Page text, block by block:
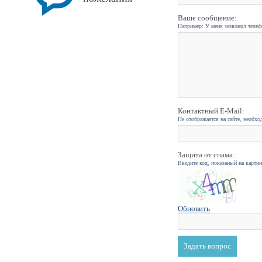
Ваше сообщение:
Например: У меня зазвонил
Контактный E-Mail:
Не отображается на сайте,
Защита от спама:
Введите код, показаный на
Обновить